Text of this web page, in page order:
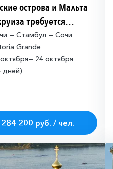
острова и Мальта
требуется
многократная
виза)
— Стамбул — Сочи
Grande
24 октября
дней)
284 200 руб. / чел.